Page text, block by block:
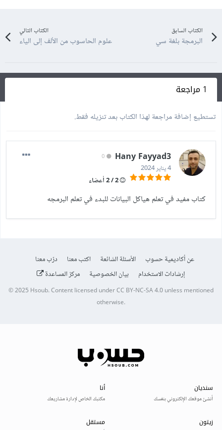
الكتاب السابق
البرمجة بلغة سي
الكتاب التالي
علوم الحاسوب من الألف إلى الياء
1 مراجعة
تستطيع إضافة مراجعة لهذا الكتاب بعد تنزيله فقط.
Hany Fayyad3
4 يناير 2024
كتاب مفيد في تعلم هياكل البيانات للبدء في تعلم البرمجه
عن أكاديمية حسوب الأسئلة الشائعة اكتب معنا
درّب معنا
إرشادات الاستخدام
بيان الخصوصية مركز المساعدة
© 2025 Hsoub.Content licensed underCC BY-NC-SA 4.0unless mentioned
otherwise.